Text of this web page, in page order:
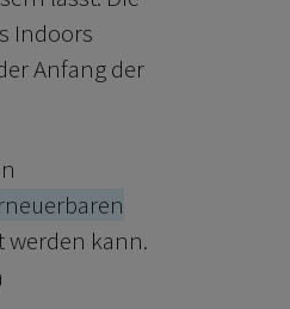
Indoors
Anfang der
werden kann.